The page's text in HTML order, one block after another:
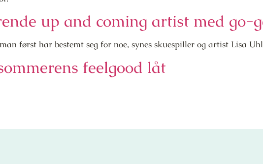
up and coming artist med go-
først har bestemt seg for noe, synes skuespiller og artist Lisa
feelgood låt